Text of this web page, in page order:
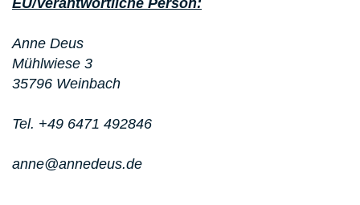
EU/Verantwortliche Person:
Anne Deus
Mühlwiese 3
35796 Weinbach
Tel. +49 6471 492846
anne@annedeus.de